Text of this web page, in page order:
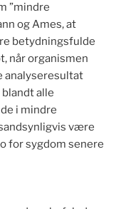
”mindre
og Ames, at
betydningsfulde
når organismen
analyseresultat
alle
i mindre
være
for sygdom senere